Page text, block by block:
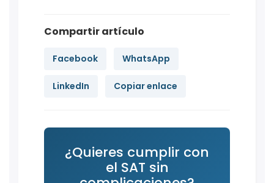
Compartir artículo
Facebook WhatsApp
LinkedIn Copiar enlace
¿Quieres cumplir con
el SAT sin